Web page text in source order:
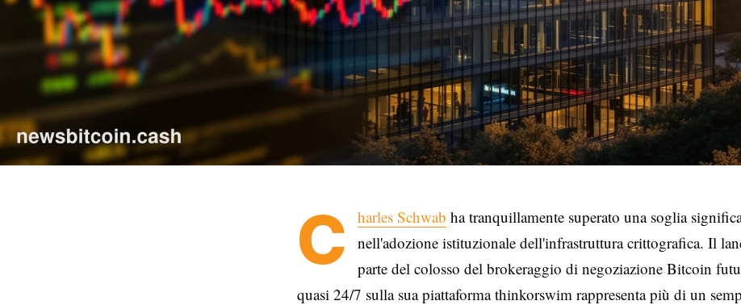
C harles Schwab ha tranquillamente superato una soglia
nell'adozione istituzionale dell'infrastruttura crittografica. Il
parte del colosso del brokeraggio di negoziazione Bitcoin
quasi 24/7 sulla sua piattaforma thinkorswim rappresenta più di un